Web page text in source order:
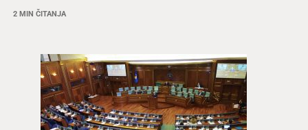
2 MIN ČITANJA